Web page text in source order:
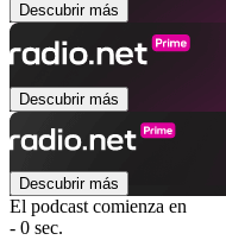
Descubrir más
Descubrir más
Descubrir más
El podcast comienza en
- 0 sec.